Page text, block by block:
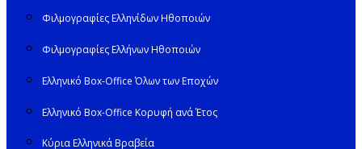
Φιλμογραφίες Ελληνίδων Ηθοποιών
Φιλμογραφίες Ελλήνων Ηθοποιών
Ελληνικό Box-Office Όλων των Εποχών
Ελληνικό Box-Office Κορυφή ανά Έτος
Κύρια Ελληνικά Βραβεία